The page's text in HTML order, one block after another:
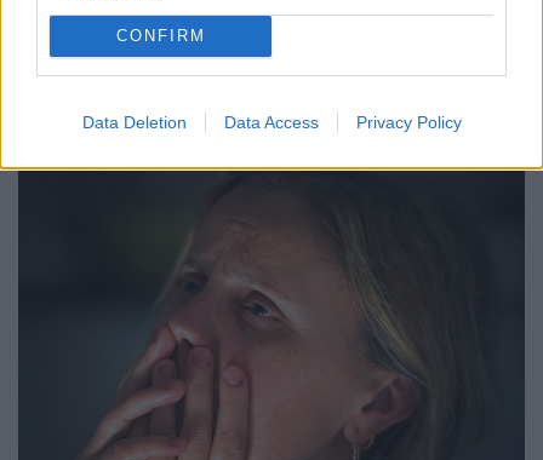
CONFIRM
Data Deletion Data Access Privacy Policy